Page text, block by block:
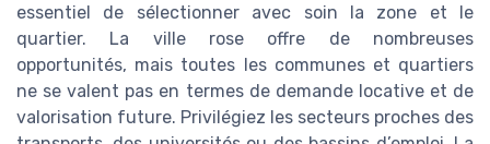
essentiel de sélectionner avec soin la zone et le
quartier. La ville rose offre de nombreuses
opportunités, mais toutes les communes et quartiers
ne se valent pas en termes de demande locative et de
valorisation future. Privilégiez les secteurs proches des